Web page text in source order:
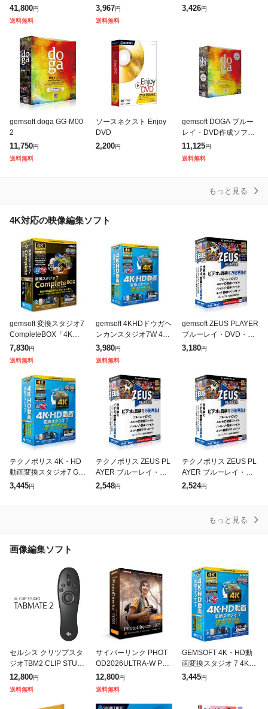
レスマイクロホン(1個)
SHURE MoveMic One
[MVONEJZ6
41,800円
送料無料
イに高画質化・編集・
変換!
3,967円
送料無料
3,426円
gemsoft doga GG-M00
2
11,750円
送料無料
ソースネクスト Enjoy
DVD
2,200円
gemsoft DOGA ブルー
レイ・DVD作成ソフト
付属版
11,125円
送料無料
もっと見る
4K対応の映像編集ソフト
gemsoft 変換スタジオ7
CompleteBOX「4K・H
D動画&BD・DVD変
換、BD・DVD作成」 G
S-0005
7,830円
送料無料
gemsoft 4KHDドウガヘ
ンカンスタジオ7W 4
K・HD動画変換スタジ
オ7[4KHDドウガヘンカ
ンスタジオ7W] 返品種
3,980円
送料無料
gemsoft ZEUS PLAYER
ブルーレイ・DVD・4K
ビデオ・ハイレゾ音源
3,180円
テクノポリス 4K・HD
動画変換スタジオ7 GS-
0001
3,445円
テクノポリス ZEUS PL
AYER ブルーレイ・DV
D・4Kビデオ・ハイレ
2,548円
テクノポリス ZEUS PL
AYER ブルーレイ・DV
D・4Kビデオ・ハイレ
2,524円
もっと見る
画像編集ソフト
セルシス クリツプスタ
ジオTBM2 CLIP STUDI
O TABMATE 2[クリツプ
スタジオTBM2] 返品種
別B
12,800円
送料無料
サイバーリンク PHOT
OD2026ULTRA-W Phot
oDirector 2026 Ultra 通
常版※パッケージ版(メ
12,800円
送料無料
GEMSOFT 4K・HD動
画変換スタジオ 7 4K・
HDドウガヘンカンスタ
3,445円